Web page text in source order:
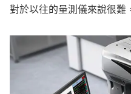
對於以往的量測儀來說很難